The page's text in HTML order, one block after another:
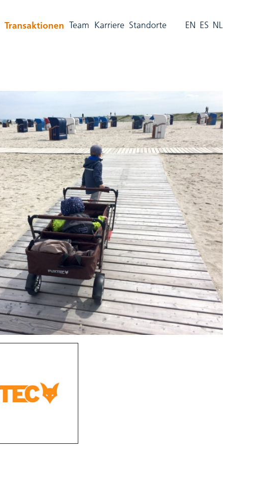
Transaktionen (aktiv)
Team Karriere Standorte EN ES NL